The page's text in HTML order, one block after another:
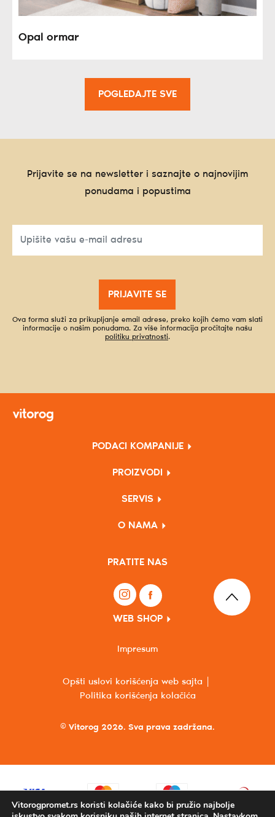
Opal ormar
POGLEDAJTE SVE
Prijavite se na newsletter i saznajte o najnovijim
ponudama i popustima
PRIJAVITE SE
Ova forma služi za prikupljanje email adrese, preko kojih ćemo vam slati
informacije o našim ponudama. Za više informacija pročitajte našu
politiku privatnosti.
PODACI KOMPANIJE
PROIZVODI
SERVIS
O NAMA
PRATITE NAS
WEB SHOP
© Vitorog 2026. Sva prava zadržana.
Opšti uslovi korišćenja web sajta
Politika korišćenja kolačića
Impresum
Vitorogpromet.rs koristi kolačiće kako bi pružio najbolje